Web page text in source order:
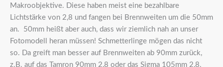
Makroobjektive. Diese haben meist eine bezahlbare
Lichtstärke von 2,8 und fangen bei Brennweiten um die 50mm
an. 50mm heißt aber auch, dass wir ziemlich nah an unser
Fotomodell heran müssen! Schmetterlinge mögen das nicht
so. Da greift man besser auf Brennweiten ab 90mm zurück,
z.B. auf das Tamron 90mm 2,8 oder das Sigma 105mm 2,8.